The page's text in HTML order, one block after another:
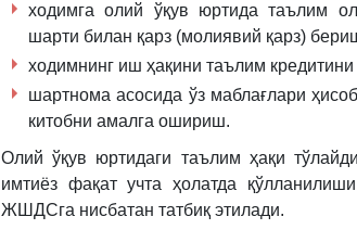
ходимга олий ўқув юртида таълим
шарти билан қарз (молиявий қарз)
ходимнинг иш ҳақини таълим
шартнома асосида ўз маблағлари
китобни амалга ошириш.
Олий ўқув юртидаги таълим ҳақи
имтиёз фақат учта ҳолатда
ЖШДСга нисбатан татбиқ этилади.